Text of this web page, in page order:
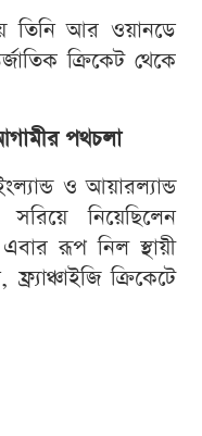
তিনি আর ওয়ানডে
ক্রিকেট থেকে
পথচলা
ও আয়ারল্যান্ড
নিয়েছিলেন
এবার রূপ নিল স্থায়ী
ক্রিকেটে